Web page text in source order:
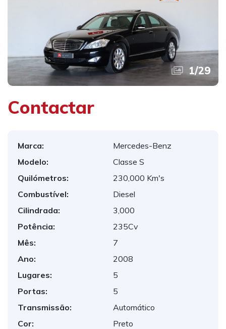
1/29
Contactar
Marca:
Mercedes-Benz
Modelo:
Classe S
Quilómetros:
230,000 Km's
Combustível:
Diesel
Cilindrada:
3,000
Potência:
235Cv
Mês:
7
Ano:
2008
Lugares:
5
Portas:
5
Transmissão:
Automático
Cor:
Preto